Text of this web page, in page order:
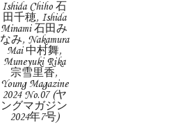
Ishida Chiho 石
田千穂, Ishida
Minami 石田み
なみ, Nakamura
Mai 中村舞,
Muneyuki Rika
宗雪里香,
Young Magazine
2024 No.07 (ヤ
ングマガジン
2024年7号)